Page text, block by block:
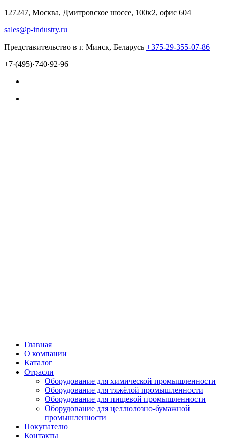
127247, Москва, Дмитровское шоссе, 100к2, офис 604
sales@p-industry.ru
Представительство в г. Минск, Беларусь +375-29-355-07-86
+7·(495)·740·92·96
Главная
О компании
Каталог
Отрасли
Оборудование для химической промышленности
Оборудование для тяжёлой промышленности
Оборудование для пищевой промышленности
Оборудование для целлюлозно-бумажной
промышленности
Покупателю
Контакты